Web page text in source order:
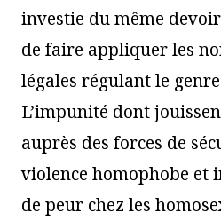
investie du même
de faire appliquer les
légales régulant le
L’impunité dont
auprès des forces de
violence homophobe et
de peur chez les